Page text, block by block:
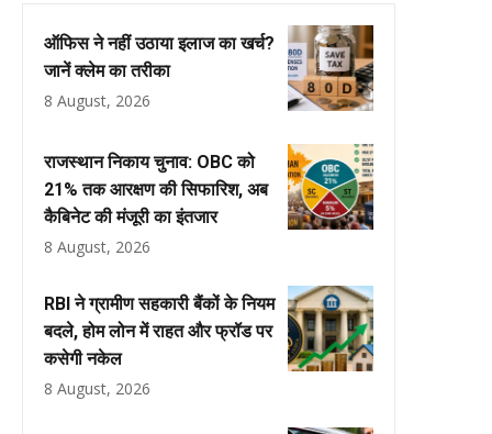
ऑफिस ने नहीं उठाया इलाज का खर्च?
जानें क्लेम का तरीका
8 August, 2026
राजस्थान निकाय चुनाव: OBC को
21% तक आरक्षण की सिफारिश, अब
कैबिनेट की मंजूरी का इंतजार
8 August, 2026
RBI ने ग्रामीण सहकारी बैंकों के नियम
बदले, होम लोन में राहत और फ्रॉड पर
कसेगी नकेल
8 August, 2026